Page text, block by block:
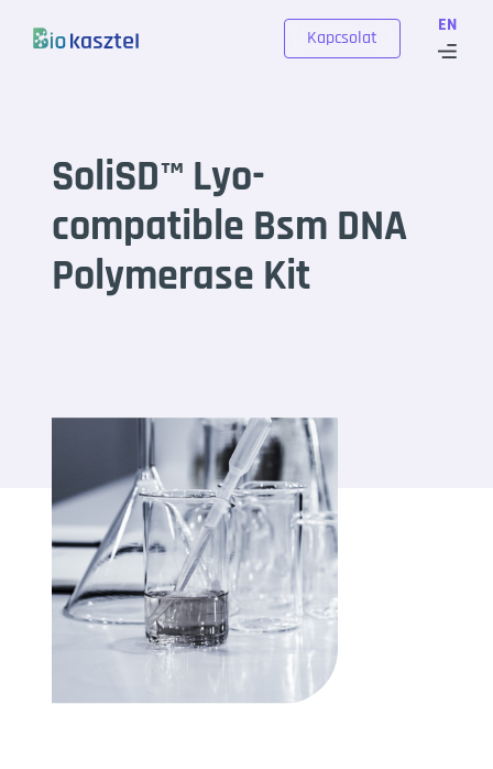
EN
Kapcsolat
SoliSD™ Lyo-
compatible Bsm DNA
Polymerase Kit